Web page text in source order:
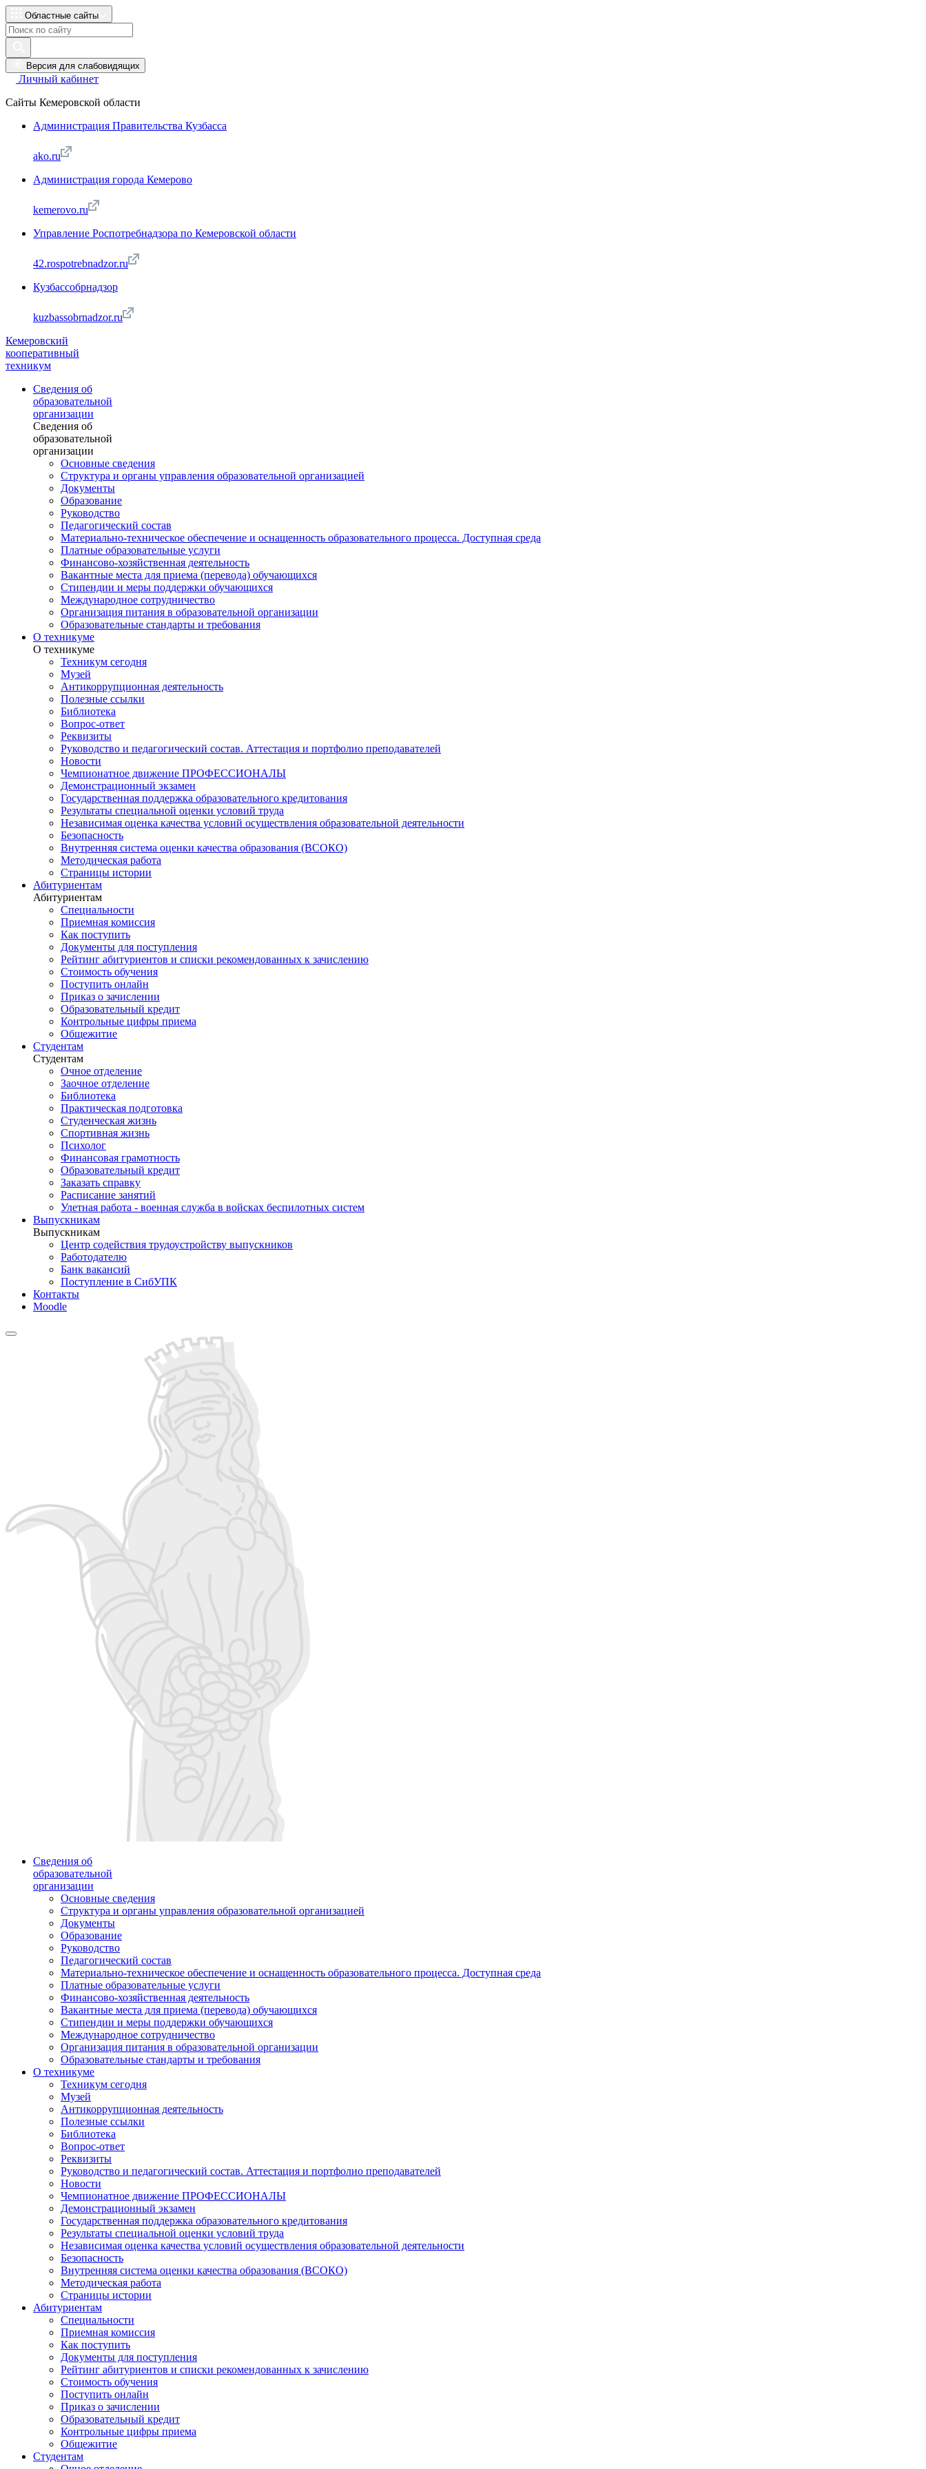
Областные сайты
Версия для слабовидящих
Личный кабинет
Сайты Кемеровской области
Администрация Правительства Кузбасса
ako.ru
Администрация города Кемерово
kemerovo.ru
Управление Роспотребнадзора по Кемеровской области
42.rospotrebnadzor.ru
Кузбассобрнадзор
kuzbassobrnadzor.ru
Кемеровский
кооперативный
техникум
Сведения об
образовательной
организации
Сведения об
образовательной
организации
Основные сведения
Структура и органы управления образовательной организацией
Документы
Образование
Руководство
Педагогический состав
Материально-техническое обеспечение и оснащенность образовательного процесса. Доступная среда
Платные образовательные услуги
Финансово-хозяйственная деятельность
Вакантные места для приема (перевода) обучающихся
Стипендии и меры поддержки обучающихся
Международное сотрудничество
Организация питания в образовательной организации
Образовательные стандарты и требования
О техникуме
О техникуме
Техникум сегодня
Музей
Антикоррупционная деятельность
Полезные ссылки
Библиотека
Вопрос-ответ
Реквизиты
Руководство и педагогический состав. Аттестация и портфолио преподавателей
Новости
Чемпионатное движение ПРОФЕССИОНАЛЫ
Демонстрационный экзамен
Государственная поддержка образовательного кредитования
Результаты специальной оценки условий труда
Независимая оценка качества условий осуществления образовательной деятельности
Безопасность
Внутренняя система оценки качества образования (ВСОКО)
Методическая работа
Страницы истории
Абитуриентам
Абитуриентам
Специальности
Приемная комиссия
Как поступить
Документы для поступления
Рейтинг абитуриентов и списки рекомендованных к зачислению
Стоимость обучения
Поступить онлайн
Приказ о зачислении
Образовательный кредит
Контрольные цифры приема
Общежитие
Студентам
Студентам
Очное отделение
Заочное отделение
Библиотека
Практическая подготовка
Студенческая жизнь
Спортивная жизнь
Психолог
Финансовая грамотность
Образовательный кредит
Заказать справку
Расписание занятий
Улетная работа - военная служба в войсках беспилотных систем
Выпускникам
Выпускникам
Центр содействия трудоустройству выпускников
Работодателю
Банк вакансий
Поступление в СибУПК
Контакты
Moodle
Сведения об
образовательной
организации
Основные сведения
Структура и органы управления образовательной организацией
Документы
Образование
Руководство
Педагогический состав
Материально-техническое обеспечение и оснащенность образовательного процесса. Доступная среда
Платные образовательные услуги
Финансово-хозяйственная деятельность
Вакантные места для приема (перевода) обучающихся
Стипендии и меры поддержки обучающихся
Международное сотрудничество
Организация питания в образовательной организации
Образовательные стандарты и требования
О техникуме
Техникум сегодня
Музей
Антикоррупционная деятельность
Полезные ссылки
Библиотека
Вопрос-ответ
Реквизиты
Руководство и педагогический состав. Аттестация и портфолио преподавателей
Новости
Чемпионатное движение ПРОФЕССИОНАЛЫ
Демонстрационный экзамен
Государственная поддержка образовательного кредитования
Результаты специальной оценки условий труда
Независимая оценка качества условий осуществления образовательной деятельности
Безопасность
Внутренняя система оценки качества образования (ВСОКО)
Методическая работа
Страницы истории
Абитуриентам
Специальности
Приемная комиссия
Как поступить
Документы для поступления
Рейтинг абитуриентов и списки рекомендованных к зачислению
Стоимость обучения
Поступить онлайн
Приказ о зачислении
Образовательный кредит
Контрольные цифры приема
Общежитие
Студентам